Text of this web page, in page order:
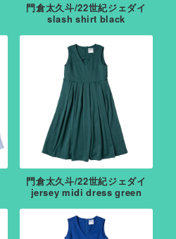
門倉太久斗/22世紀ジェダイ
slash shirt black
門倉太久斗/22世紀ジェダイ
jersey midi dress green